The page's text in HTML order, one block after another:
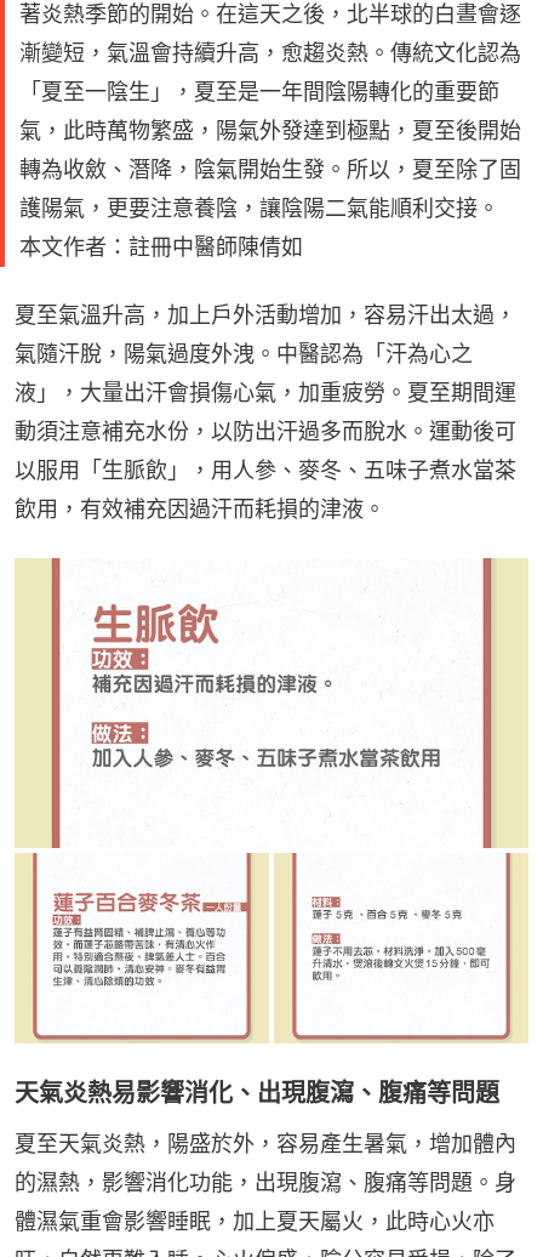
著炎熱季節的開始。在這天之後，北半球的白晝會逐
漸變短，氣溫會持續升高，愈趨炎熱。傳統文化認為
「夏至一陰生」，夏至是一年間陰陽轉化的重要節
氣，此時萬物繁盛，陽氣外發達到極點，夏至後開始
轉為收斂、潛降，陰氣開始生發。所以，夏至除了固
護陽氣，更要注意養陰，讓陰陽二氣能順利交接。
本文作者：註冊中醫師陳倩如
夏至氣溫升高，加上戶外活動增加，容易汗出太過，
氣隨汗脫，陽氣過度外洩。中醫認為「汗為心之
液」，大量出汗會損傷心氣，加重疲勞。夏至期間運
動須注意補充水份，以防出汗過多而脫水。運動後可
以服用「生脈飲」，用人參、麥冬、五味子煮水當茶
飲用，有效補充因過汗而耗損的津液。
天氣炎熱易影響消化、出現腹瀉、腹痛等問題
夏至天氣炎熱，陽盛於外，容易產生暑氣，增加體內
的濕熱，影響消化功能，出現腹瀉、腹痛等問題。身
體濕氣重會影響睡眠，加上夏天屬火，此時心火亦